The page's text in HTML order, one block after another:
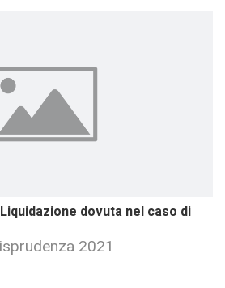
dovuta nel caso di
2021